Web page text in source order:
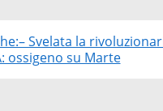
Svelata la
ossigeno su Marte